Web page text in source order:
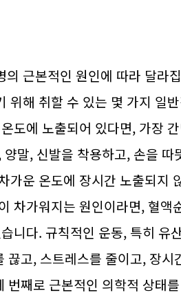
의 근본적인 원인에 따라 달라
위해 취할 수 있는 몇 가지 일
도에 노출되어 있다면, 가장
말, 신발을 착용하고, 손을
가운 온도에 장시간 노출되지
차가워지는 원인이라면, 혈
니다. 규칙적인 운동, 특히 유
끊고, 스트레스를 줄이고, 장
번째로 근본적인 의학적 상태